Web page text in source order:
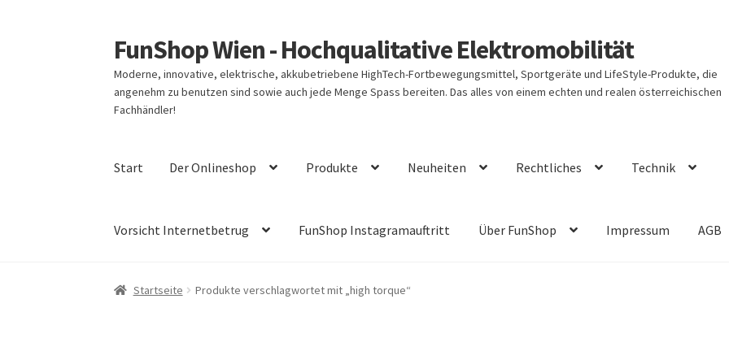
Zur
Navigation
springen
Zum
Inhalt
springen
FunShop Wien - Hochqualitative Elektromobilität
Moderne, innovative, elektrische, akkubetriebene HighTech-Fortbewegungsmittel, Sportgeräte und LifeStyle-Produkte, die
angenehm zu benutzen sind sowie auch jede Menge Spass bereiten. Das alles von einem echten und realen österreichischen
Fachhändler!
Start Der Onlineshop Produkte Neuheiten Rechtliches Technik
Vorsicht Internetbetrug FunShop Instagramauftritt Über FunShop Impressum AGB
Startseite Produkte verschlagwortet mit „high torque“